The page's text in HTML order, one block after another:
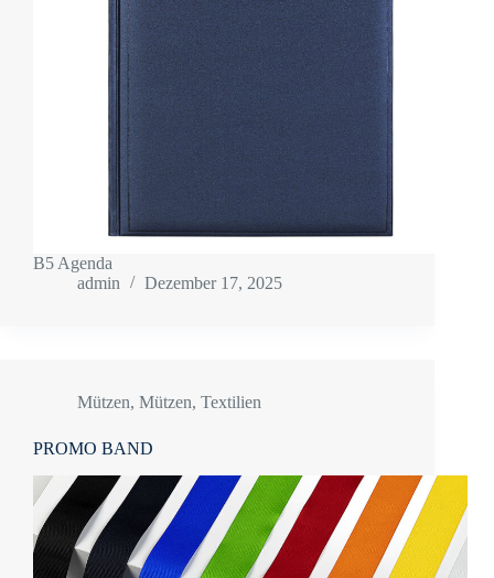
B5 Agenda
admin
Dezember 17, 2025
Mützen, Mützen, Textilien
PROMO BAND